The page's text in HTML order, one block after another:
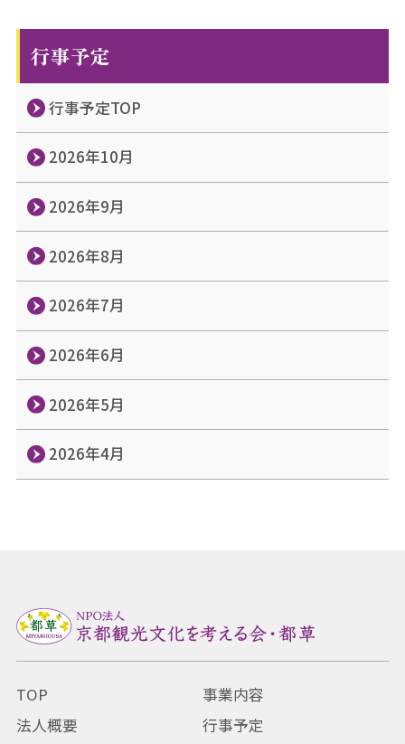
行事予定
行事予定TOP
2026年10月
2026年9月
2026年8月
2026年7月
2026年6月
2026年5月
2026年4月
TOP
法人概要
事業内容
行事予定